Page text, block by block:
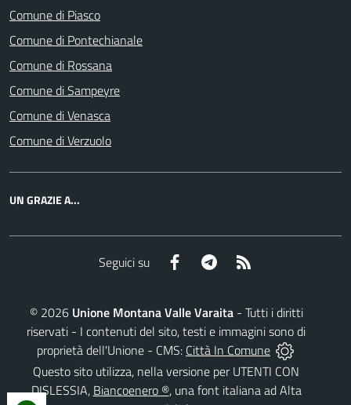
Comune di Piasco
Comune di Pontechianale
Comune di Rossana
Comune di Sampeyre
Comune di Venasca
Comune di Verzuolo
UN GRAZIE A...
Seguici su Facebook Telegram
© 2026 Unione Montana Valle Varaita- Tutti i diritti
riservati - I contenuti del sito, testi e immagini sono di
proprietà dell'Unione - CMS: Città In Comune
Questo sito utilizza, nella versione per UTENTI CON
DISLESSIA, Biancoenero ®, una font italiana ad Alta